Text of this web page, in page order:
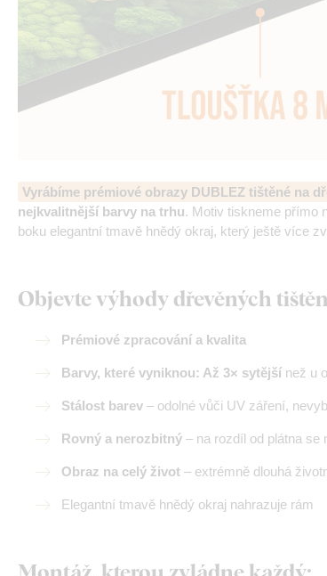
Vyrábíme prémiové obrazy DUBLEZ tištěné na
nejkvalitnější barvy na trhu. Motiv tiskneme přímo
boku elegantní tmavě hnědý okraj, který ještě více
Objevte výhody dřevěných
Prémiové zpracování a kvalita
Barvy, které vyniknou: Až 3× sytější než u
Stálost barev – odolné vůči UV záření,
Rovný a nerozbitný – na rozdíl od plátna se
Obraz na celý život – extrémně dlouhá
Elegantní tmavě hnědý okraj nahrazuje rám